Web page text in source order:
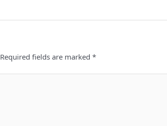
Required fields are marked *